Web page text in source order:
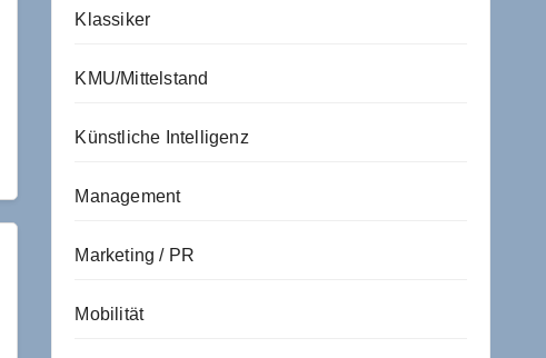
Klassiker
KMU/Mittelstand
Künstliche Intelligenz
Management
Marketing / PR
Mobilität